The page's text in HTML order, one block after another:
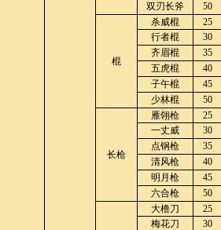
双刃长斧
50
棍
杀威棍 25
行者棍
30
齐眉棍
35
五虎棍
40
子午棍
45
少林棍
50
长枪
雁翎枪 25
一丈威
30
点钢枪
35
清风枪
40
明月枪
45
六合枪
50
大橹刀 25
梅花刀
30